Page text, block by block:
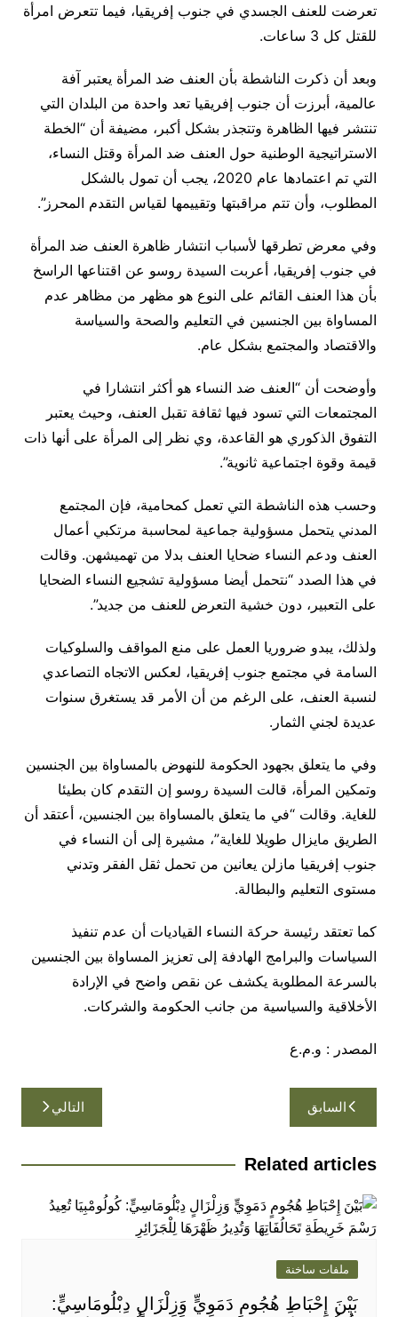
تعرضت للعنف الجسدي في جنوب إفريقيا، فيما تتعرض امرأة
للقتل كل 3 ساعات.
وبعد أن ذكرت الناشطة بأن العنف ضد المرأة يعتبر آفة
عالمية، أبرزت أن جنوب إفريقيا تعد واحدة من البلدان التي
تنتشر فيها الظاهرة وتتجذر بشكل أكبر، مضيفة أن “الخطة
الاستراتيجية الوطنية حول العنف ضد المرأة وقتل النساء،
التي تم اعتمادها عام 2020، يجب أن تمول بالشكل
المطلوب، وأن تتم مراقبتها وتقييمها لقياس التقدم المحرز”.
وفي معرض تطرقها لأسباب انتشار ظاهرة العنف ضد المرأة
في جنوب إفريقيا، أعربت السيدة روسو عن اقتناعها الراسخ
بأن هذا العنف القائم على النوع هو مظهر من مظاهر عدم
المساواة بين الجنسين في التعليم والصحة والسياسة
والاقتصاد والمجتمع بشكل عام.
وأوضحت أن “العنف ضد النساء هو أكثر انتشارا في
المجتمعات التي تسود فيها ثقافة تقبل العنف، وحيث يعتبر
التفوق الذكوري هو القاعدة، وي نظر إلى المرأة على أنها ذات
قيمة وقوة اجتماعية ثانوية”.
وحسب هذه الناشطة التي تعمل كمحامية، فإن المجتمع
المدني يتحمل مسؤولية جماعية لمحاسبة مرتكبي أعمال
العنف ودعم النساء ضحايا العنف بدلا من تهميشهن. وقالت
في هذا الصدد “نتحمل أيضا مسؤولية تشجيع النساء الضحايا
على التعبير، دون خشية التعرض للعنف من جديد”.
ولذلك، يبدو ضروريا العمل على منع المواقف والسلوكيات
السامة في مجتمع جنوب إفريقيا، لعكس الاتجاه التصاعدي
لنسبة العنف، على الرغم من أن الأمر قد يستغرق سنوات
عديدة لجني الثمار.
وفي ما يتعلق بجهود الحكومة للنهوض بالمساواة بين الجنسين
وتمكين المرأة، قالت السيدة روسو إن التقدم كان بطيئا
للغاية. وقالت “في ما يتعلق بالمساواة بين الجنسين، أعتقد أن
الطريق مايزال طويلا للغاية”، مشيرة إلى أن النساء في
جنوب إفريقيا مازلن يعانين من تحمل ثقل الفقر وتدني
مستوى التعليم والبطالة.
كما تعتقد رئيسة حركة النساء القياديات أن عدم تنفيذ
السياسات والبرامج الهادفة إلى تعزيز المساواة بين الجنسين
بالسرعة المطلوبة يكشف عن نقص واضح في الإرادة
الأخلاقية والسياسية من جانب الحكومة والشركات.
المصدر : و.م.ع
تصفّح
المقالات
السابق التالي
Related articles
ملفات ساخنة
بَيْنَ إِحْبَاطِ هُجُومٍ دَمَوِيٍّ وَزِلْزَالٍ دِبْلُومَاسِيٍّ: